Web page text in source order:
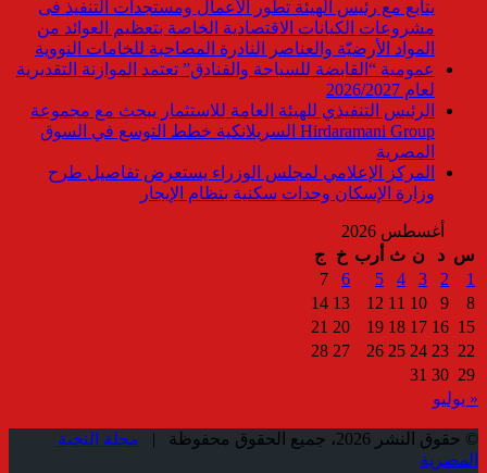
يتابع مع رئيس الهيئة تطور الأعمال ومستجدات التنفيذ فى
مشروعات الكيانات الاقتصادية الخاصة بتعظيم العوائد من
المواد الأرضيّة والعناصر النادرة المصاحبة للخامات النووية
عمومية “القابضة للسياحة والفنادق” تعتمد الموازنة التقديرية
لعام 2026/2027
الرئيس التنفيذي للهيئة العامة للاستثمار يبحث مع مجموعة
Hirdaramani Group السريلانكية خطط التوسع في السوق
المصرية
المركز الإعلامي لمجلس الوزراء يستعرض تفاصيل طرح
وزارة الإسكان وحدات سكنية بنظام الإيجار
أغسطس 2026
س د ن ث أرب خ
ج
1
2
3
4
5
6
7
8
9
10
11
12
13
14
15
16
17
18
19
20
21
22
23
24
25
26
27
28
29
30
31
« يوليو
© حقوق النشر 2026، جميع الحقوق محفوظة |
مجلة النخبة
المصرية